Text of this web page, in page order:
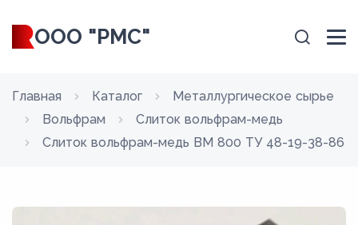
ООО "РМС"
Главная Каталог
Металлургическое сырье
Вольфрам
Слиток вольфрам-медь
Слиток вольфрам-медь ВМ 800 ТУ 48-19-38-86